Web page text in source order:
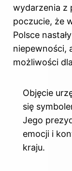
wydarzenia z
poczucie, że
Polsce
niepewności,
możliwości
Objęcie
się
Jego
emocji i
kraju.